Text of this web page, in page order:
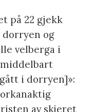
på 22 gjekk
og
velberga i
i dorryen]»:
av skjeret